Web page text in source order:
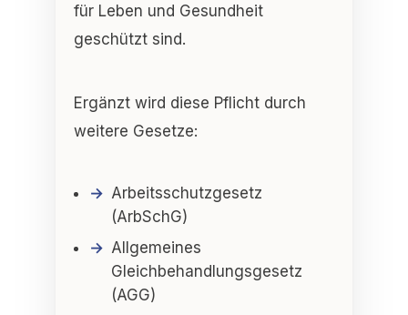
für Leben und Gesundheit
geschützt sind.
Ergänzt wird diese Pflicht durch
weitere Gesetze:
Arbeitsschutzgesetz
(ArbSchG)
Allgemeines
Gleichbehandlungsgesetz
(AGG)